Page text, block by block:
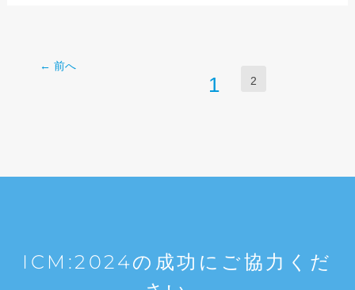
← 前へ
1 2
ICM:2024の成功にご協力くだ